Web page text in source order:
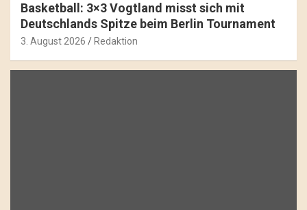
Basketball: 3×3 Vogtland misst sich mit
Deutschlands Spitze beim Berlin Tournament
3. August 2026 Redaktion